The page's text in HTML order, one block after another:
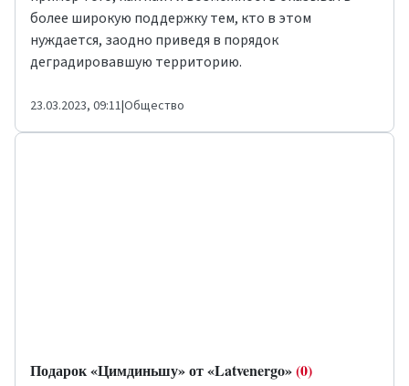
более широкую поддержку тем, кто в этом
нуждается, заодно приведя в порядок
деградировавшую территорию.
23.03.2023, 09:11|Общество
Подарок «Цимдиньшу» от «Latvenergo»(0)